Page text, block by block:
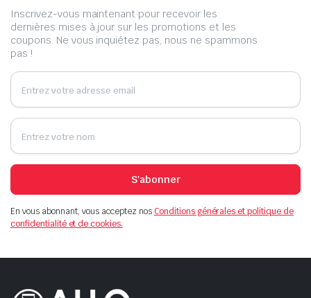
Inscrivez-vous maintenant pour recevoir les
dernières mises à jour sur les promotions et les
coupons. Ne vous inquiétez pas, nous ne spammons
pas !
S'abonner
En vous abonnant, vous acceptez nosConditions générales et politique de
confidentialité et de cookies.